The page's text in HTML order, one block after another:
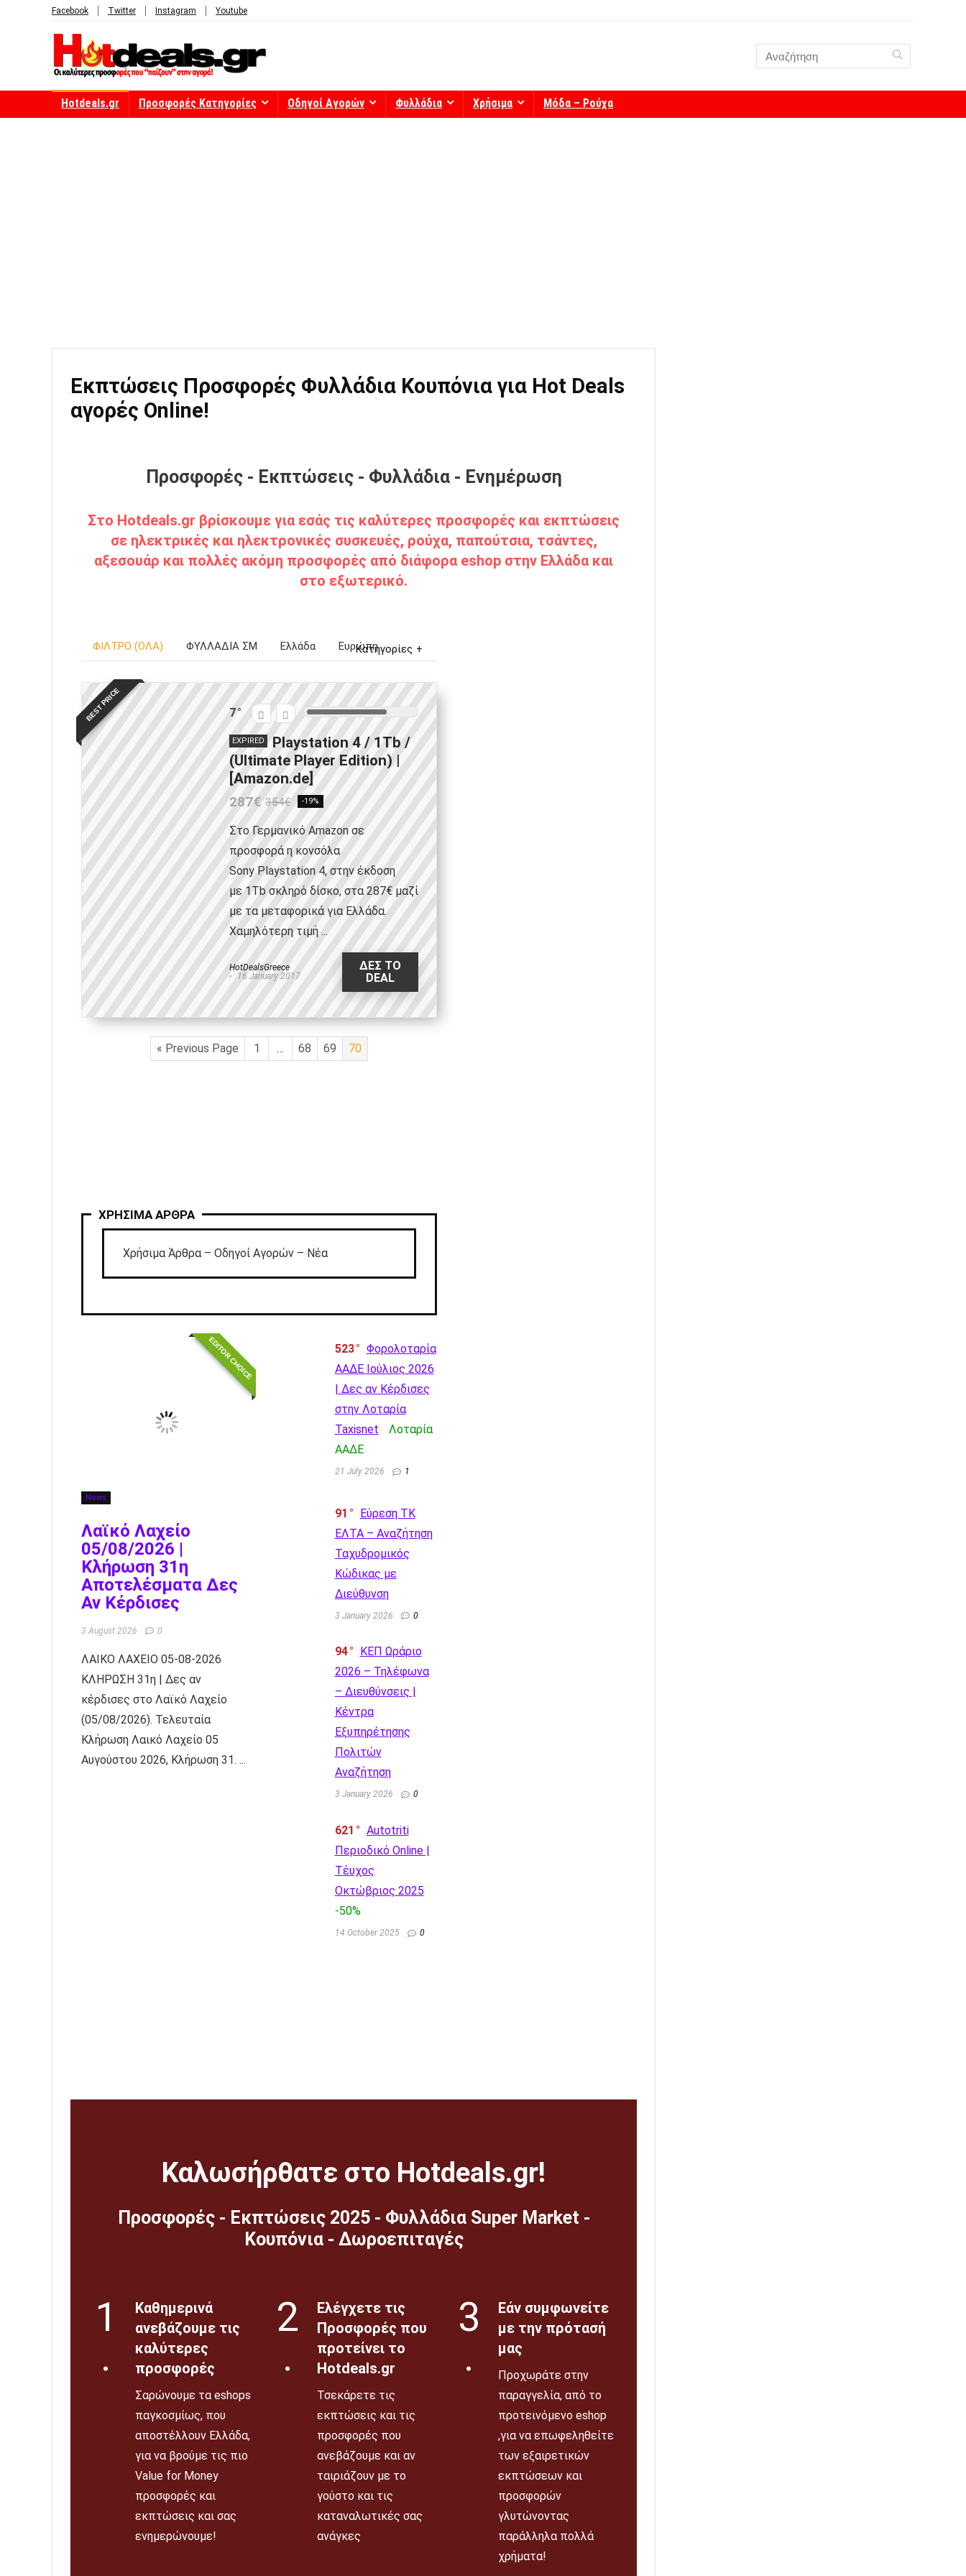
Facebook Twitter Instagram Youtube
Hotdeals.gr Προσφορές Κατηγορίες Οδηγοί Αγορών Φυλλάδια Χρήσιμα Μόδα – Ρούχα
Εκπτώσεις Προσφορές Φυλλάδια Κουπόνια για Hot Deals
αγορές Online!
Προσφορές - Εκπτώσεις - Φυλλάδια - Ενημέρωση
Στο Hotdeals.gr βρίσκουμε για εσάς τις καλύτερες προσφορές και εκπτώσεις
σε ηλεκτρικές και ηλεκτρονικές συσκευές, ρούχα, παπούτσια, τσάντες,
αξεσουάρ και πολλές ακόμη προσφορές από διάφορα eshop στην Ελλάδα και
στο εξωτερικό.
ΦΙΛΤΡΟ (ΟΛΑ) ΦΥΛΛΑΔΙΑ ΣΜ Ελλάδα Ευρώπη
Κατηγορίες
BEST PRICE 7
EXPIRED
Playstation 4 / 1Tb /
(Ultimate Player Edition) |
[Amazon.de]
287€ 354€ -19%
Στο Γερμανικό Amazon σε
προσφορά η κονσόλα
Sony Playstation 4, στην έκδοση
με 1Tb σκληρό δίσκο, στα 287€ μαζί
με τα μεταφορικά για Ελλάδα.
Χαμηλότερη τιμή ...
HotDealsGreece
16 January 2017
ΔΕΣ ΤΟ
DEAL
« Previous Page 1 … 68 69 70
ΧΡΗΣΙΜΑ ΑΡΘΡΑ
Χρήσιμα Άρθρα – Οδηγοί Αγορών – Νέα
News
EDITOR CHOICE
Λαϊκό Λαχείο
05/08/2026 |
Κλήρωση 31η
Αποτελέσματα Δες
Αν Κέρδισες
3 August 2026 0
ΛΑΙΚΟ ΛΑΧΕΙΟ 05-08-2026
ΚΛΗΡΩΣΗ 31η | Δες αν
κέρδισες στο Λαϊκό Λαχείο
(05/08/2026). Τελευταία
Κλήρωση Λαικό Λαχείο 05
Αυγούστου 2026, Κλήρωση 31. ...
523
Φορολοταρία
ΑΑΔΕ Ιούλιος 2026
| Δες αν Κέρδισες
στην Λοταρία
Taxisnet
Λοταρία
AΑΔΕ
21 July 2026 1
91
Εύρεση ΤΚ
ΕΛΤΑ – Αναζήτηση
Ταχυδρομικός
Κώδικας με
Διεύθυνση
3 January 2026 0
94
ΚΕΠ Ωράριο
2026 – Τηλέφωνα
– Διευθύνσεις |
Κέντρα
Εξυπηρέτησης
Πολιτών
Αναζήτηση
3 January 2026 0
621
Autotriti
Περιοδικό Online |
Τέυχος
Οκτώβριος 2025
-50%
14 October 2025 0
Καλωσήρθατε στο Hotdeals.gr!
Προσφορές - Εκπτώσεις 2025 - Φυλλάδια Super Market -
Κουπόνια - Δωροεπιταγές
1
.
Καθημερινά
ανεβάζουμε τις
καλύτερες
προσφορές
Σαρώνουμε τα eshops
παγκοσμίως, που
αποστέλλουν Ελλάδα,
για να βρούμε τις πιο
Value for Money
προσφορές και
εκπτώσεις και σας
ενημερώνουμε!
2
.
Ελέγχετε τις
Προσφορές που
προτείνει το
Hotdeals.gr
Τσεκάρετε τις
εκπτώσεις και τις
προσφορές που
ανεβάζουμε και αν
ταιριάζουν με το
γούστο και τις
καταναλωτικές σας
ανάγκες
3
.
Εάν συμφωνείτε
με την πρότασή
μας
Προχωράτε στην
παραγγελία, από το
προτεινόμενο eshop
,για να επωφεληθείτε
των εξαιρετικών
εκπτώσεων και
προσφορών
γλυτώνοντας
παράλληλα πολλά
χρήματα!